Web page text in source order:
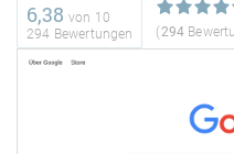
6,38 von 10
294 Bewertungen
(294